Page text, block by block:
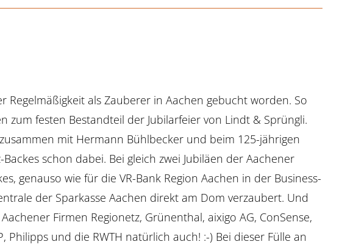
Regelmäßigkeit als Zauberer in Aachen gebucht worden. So
festen Bestandteil der Jubilarfeier von Lindt & Sprüngli.
mit Hermann Bühlbecker und beim 125-jährigen
schon dabei. Bei gleich zwei Jubiläen der Aachener
genauso wie für die VR-Bank Region Aachen in der Business-
der Sparkasse Aachen direkt am Dom verzaubert. Und
Firmen Regionetz, Grünenthal, aixigo AG, ConSense,
Philipps und die RWTH natürlich auch! :-) Bei dieser Fülle an